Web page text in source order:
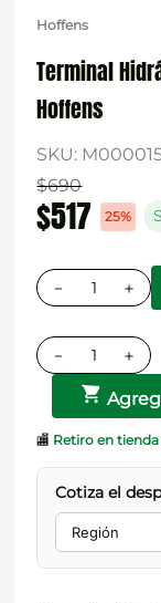
Hoffens
Terminal
Hoffens
SKU:
$690
$517 25%
＋
－
＋
－
🏬 Retiro en
Cotiza el